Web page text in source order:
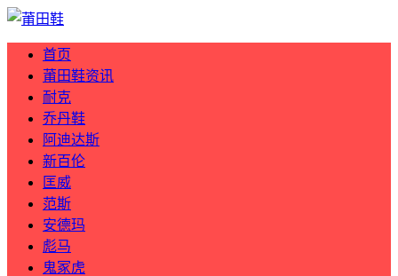
首页
莆田鞋资讯
耐克
乔丹鞋
阿迪达斯
新百伦
匡威
范斯
安德玛
彪马
鬼冢虎